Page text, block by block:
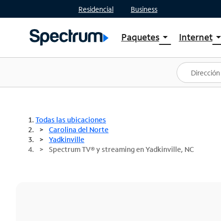
Residencial Business
Paquetesarrow_drop_down
Ver paquetes
Spectrum One
Mejores ofertas
Internetarrow_drop_down
Planes
Todas las ubicaciones
Carolina del Norte
Yadkinville
Spectrum TV® y streaming en Yadkinville, NC